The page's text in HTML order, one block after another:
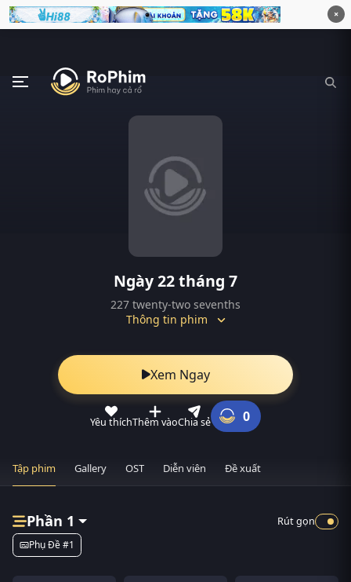
×
Ngày 22 tháng 7
227 twenty-two sevenths
Thông tin phim
Xem Ngay
Yêu thíchThêm vàoChia sẻ 0
Tập phim Gallery OST Diễn viên Đề xuất
Phần 1
Phụ Đề #1
Rút gọn